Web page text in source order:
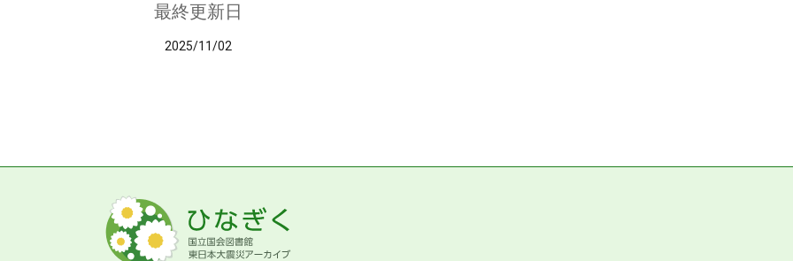
最終更新日
2025/11/02